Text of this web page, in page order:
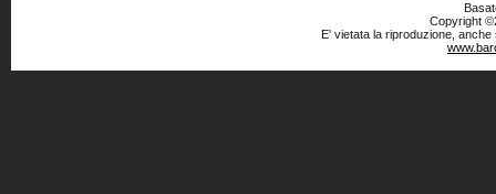
Copyright
E' vietata la riproduzione,